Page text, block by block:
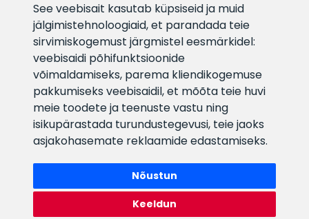
See veebisait kasutab küpsiseid ja muid
jälgimistehnoloogiaid, et parandada teie
sirvimiskogemust järgmistel eesmärkidel:
veebisaidi põhifunktsioonide
võimaldamiseks, parema kliendikogemuse
pakkumiseks veebisaidil,et mõõta teie huvi
meie toodete ja teenuste vastu ning
isikupärastada turundustegevusi, teie jaoks
asjakohasemate reklaamide edastamiseks.
Nõustun
Keeldun
info@veefiltrid.ee
+372 58862212
Vaata tööaegu
Reti tee 11, Peetri, 75312 Harju
maakond, Estonia